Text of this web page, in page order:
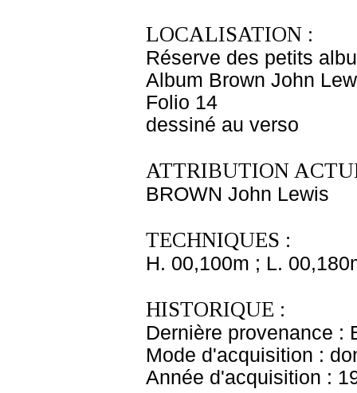
LOCALISATION :
Réserve des petits
Album Brown John
Folio 14
dessiné au verso
ATTRIBUTION
BROWN John Lewis
TECHNIQUES :
H. 00,100m ; L.
HISTORIQUE :
Dernière provenance :
Mode d'acquisition :
Année d'acquisition :